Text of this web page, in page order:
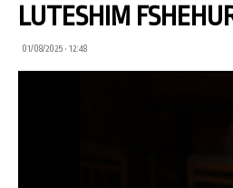
LUTESHIM
01/08/2025 • 12:48